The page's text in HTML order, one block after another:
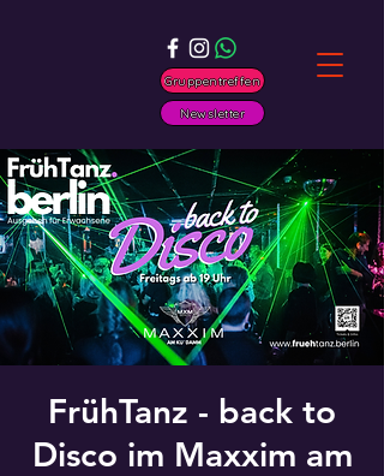
Newsletter
Gruppentreffen
FrühTanz - back to
Disco im Maxxim am